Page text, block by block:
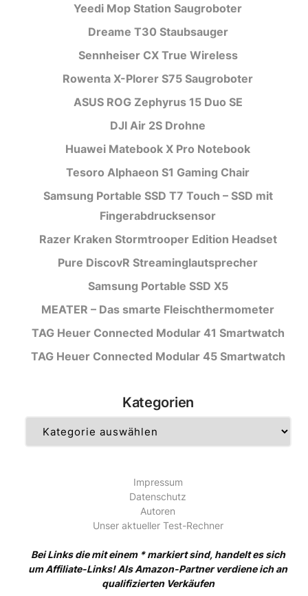
Yeedi Mop Station Saugroboter
Dreame T30 Staubsauger
Sennheiser CX True Wireless
Rowenta X-Plorer S75 Saugroboter
ASUS ROG Zephyrus 15 Duo SE
DJI Air 2S Drohne
Huawei Matebook X Pro Notebook
Tesoro Alphaeon S1 Gaming Chair
Samsung Portable SSD T7 Touch – SSD mit
Fingerabdrucksensor
Razer Kraken Stormtrooper Edition Headset
Pure DiscovR Streaminglautsprecher
Samsung Portable SSD X5
MEATER – Das smarte Fleischthermometer
TAG Heuer Connected Modular 41 Smartwatch
TAG Heuer Connected Modular 45 Smartwatch
Kategorien
Impressum
Datenschutz
Autoren
Unser aktueller Test-Rechner
Bei Links die mit einem * markiert sind, handelt es sich
um Affiliate-Links! Als Amazon-Partner verdiene ich an
qualifizierten Verkäufen